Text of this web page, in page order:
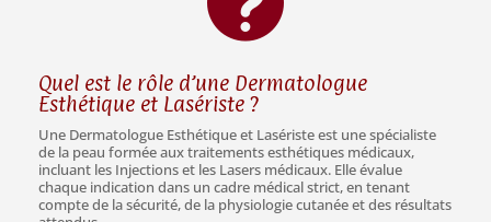
Quel est le rôle d’une Dermatologue
Esthétique et Lasériste ?
Une Dermatologue Esthétique et Lasériste est une spécialiste
de la peau formée aux traitements esthétiques médicaux,
incluant les Injections et les Lasers médicaux. Elle évalue
chaque indication dans un cadre médical strict, en tenant
compte de la sécurité, de la physiologie cutanée et des résultats